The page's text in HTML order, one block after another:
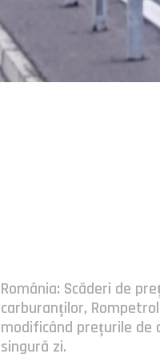
România: Scăderi de
carburanților,
modificând prețurile de
singură zi.